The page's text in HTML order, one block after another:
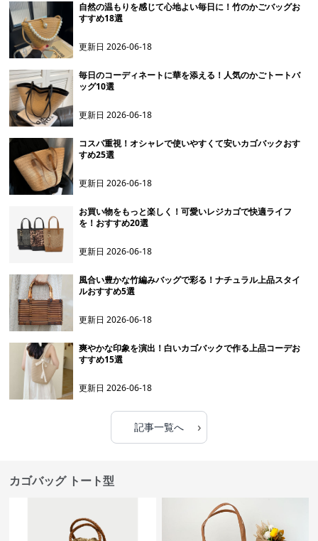
自然の温もりを感じて心地よい毎日に！竹のかごバッグお
すすめ18選
更新日2026-06-18
毎日のコーディネートに華を添える！人気のかごトートバ
ッグ10選
更新日2026-06-18
コスパ重視！オシャレで使いやすくて安いカゴバックおす
すめ25選
更新日2026-06-18
お買い物をもっと楽しく！可愛いレジカゴで快適ライフ
を！おすすめ20選
更新日2026-06-18
風合い豊かな竹編みバッグで彩る！ナチュラル上品スタイ
ルおすすめ5選
更新日2026-06-18
爽やかな印象を演出！白いカゴバックで作る上品コーデお
すすめ15選
更新日2026-06-18
記事一覧へ ›
カゴバッグ トート型